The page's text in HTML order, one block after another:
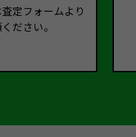
定フォームより
ださい。